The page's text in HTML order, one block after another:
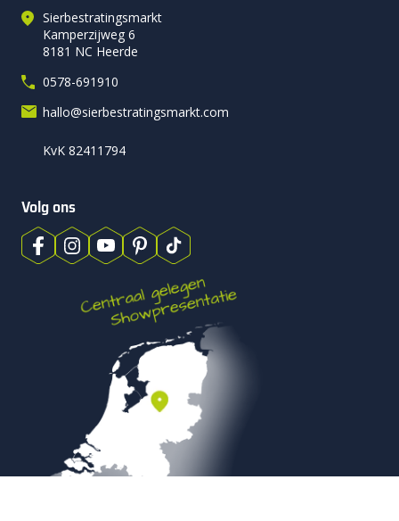
Sierbestratingsmarkt
Kamperzijweg 6
8181 NC Heerde
0578-691910
hallo@sierbestratingsmarkt.com
KvK 82411794
Volg ons